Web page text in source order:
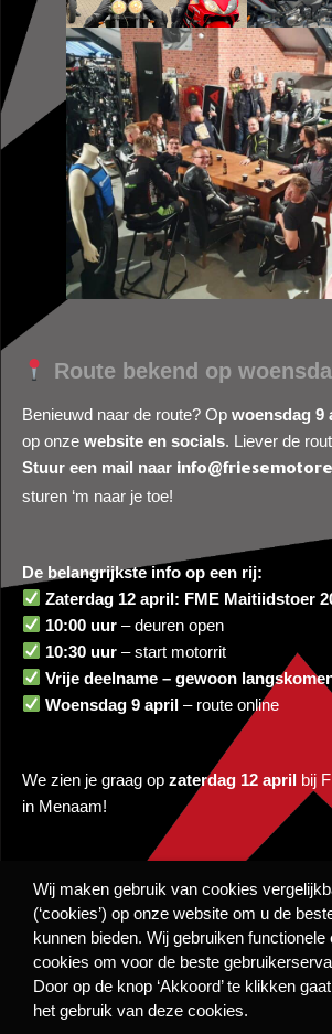
Route bekend op
Benieuwd naar de route? Op woensdag 9
op onze website en socials. Liever de
Stuur een mail naar
sturen ‘m naar je toe!
De belangrijkste info op een rij:
Zaterdag 12 april: FME Maitiidstoer
10:00 uur – deuren open
10:30 uur – start motorrit
Vrije deelname – gewoon
Woensdag 9 april – route online
We zien je graag op zaterdag 12 april bij
in Menaam!
Team Friese Motorexperts
Deel bericht
By Janke Kolthof
Wij maken gebruik van cookies
(‘cookies’) op onze website om u de
kunnen bieden. Wij gebruiken
cookies om voor de beste
Door op de knop ‘Akkoord’ te klikken
het gebruik van deze cookies.